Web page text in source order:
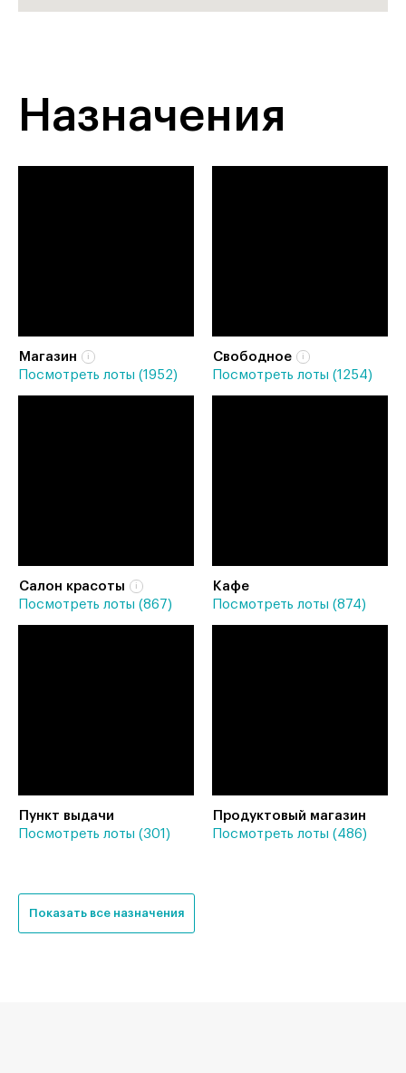
Назначения
Магазин
Посмотреть лоты (1952)
Свободное
Посмотреть лоты (1254)
Салон красоты
Посмотреть лоты (867)
Кафе
Посмотреть лоты (874)
Пункт выдачи
Посмотреть лоты (301)
Продуктовый магазин
Посмотреть лоты (486)
Показать все назначения